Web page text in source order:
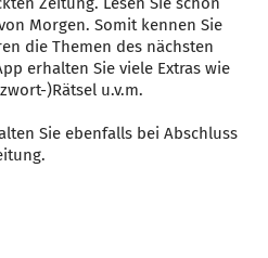
Morgen. Somit kennen Sie
die Themen des nächsten
erhalten Sie viele Extras wie
)Rätsel u.v.m.
Sie ebenfalls bei Abschluss